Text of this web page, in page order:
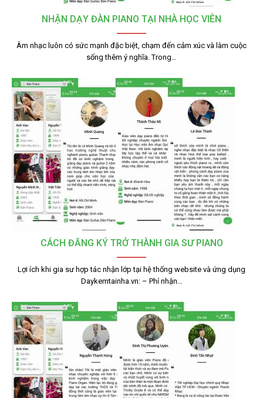
NHẬN DẠY ĐÀN PIANO TẠI NHÀ HỌC VIÊN
Âm nhạc luôn có sức mạnh đặc biệt, chạm đến cảm xúc và làm cuộc
sống thêm ý nghĩa. Trong…
CÁCH ĐĂNG KÝ TRỞ THÀNH GIA SƯ PIANO
Lợi ích khi gia sư hợp tác nhận lớp tại hệ thống website và ứng dụng
Daykemtainha.vn: – Phí nhận…